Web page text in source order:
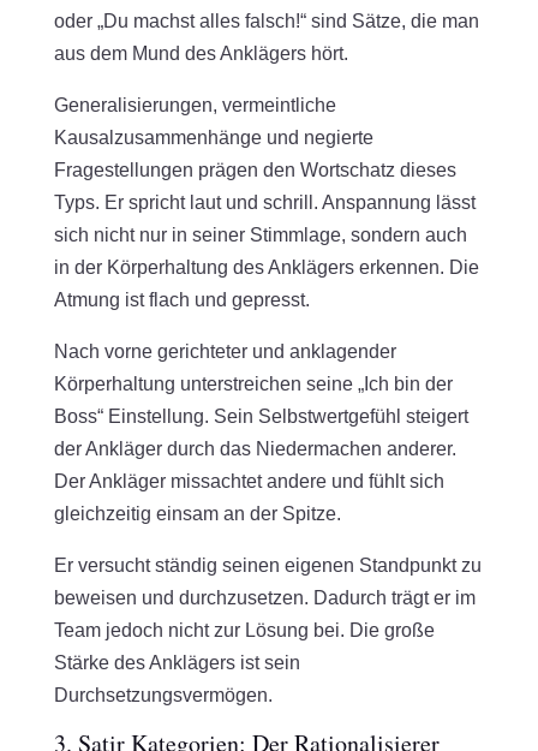
oder „Du machst alles falsch!“ sind Sätze, die man
aus dem Mund des Anklägers hört.
Generalisierungen, vermeintliche
Kausalzusammenhänge und negierte
Fragestellungen prägen den Wortschatz dieses
Typs. Er spricht laut und schrill. Anspannung lässt
sich nicht nur in seiner Stimmlage, sondern auch
in der Körperhaltung des Anklägers erkennen. Die
Atmung ist flach und gepresst.
Nach vorne gerichteter und anklagender
Körperhaltung unterstreichen seine „Ich bin der
Boss“ Einstellung. Sein Selbstwertgefühl steigert
der Ankläger durch das Niedermachen anderer.
Der Ankläger missachtet andere und fühlt sich
gleichzeitig einsam an der Spitze.
Er versucht ständig seinen eigenen Standpunkt zu
beweisen und durchzusetzen. Dadurch trägt er im
Team jedoch nicht zur Lösung bei. Die große
Stärke des Anklägers ist sein
Durchsetzungsvermögen.
3. Satir Kategorien: Der Rationalisierer